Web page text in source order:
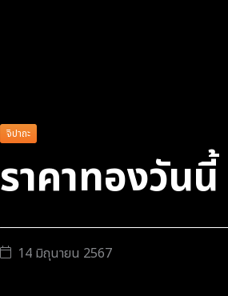
จิปาถะ
ราคาทองวัน
14 มิถุนายน 2567